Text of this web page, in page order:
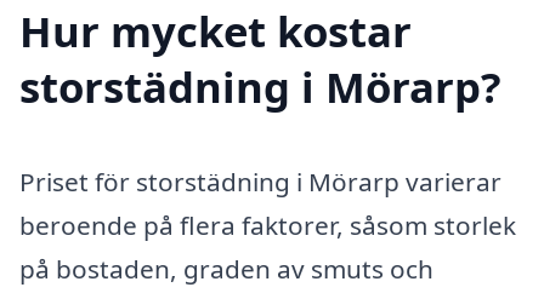
Hur mycket kostar
storstädning i Mörarp?
Priset för storstädning i Mörarp varierar
beroende på flera faktorer, såsom storlek
på bostaden, graden av smuts och